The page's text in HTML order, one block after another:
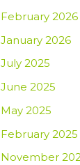
February 2026
January 2026
July 2025
June 2025
May 2025
February 2025
November